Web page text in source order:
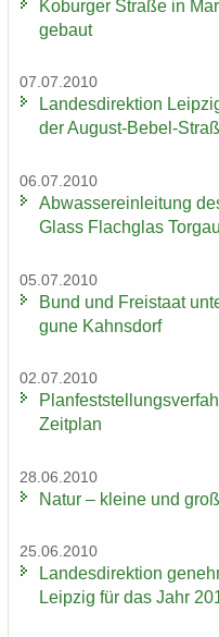
Ko­bur­ger Stra­ße in
ge­baut
07.07.2010
Lan­des­di­rek­ti­on
der August-​Bebel-
06.07.2010
Ab­was­ser­ein­lei­tung
Glass Flach­glas
05.07.2010
Bund und Frei­staat
gu­ne Kahns­dorf
02.07.2010
Zeit­plan
28.06.2010
Natur – klei­ne und
25.06.2010
Lan­des­di­rek­ti­on
Leip­zig für das Jahr